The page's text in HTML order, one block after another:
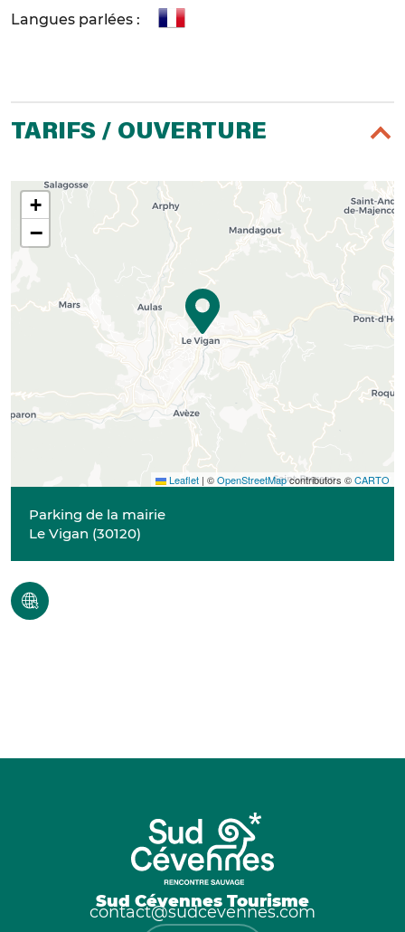
Langues parlées :
TARIFS / OUVERTURE
+
−
Leaflet | ©OpenStreetMapcontributors ©CARTO
Parking de la mairie
Le Vigan (30120)
Sud Cévennes Tourisme
contact@sudcevennes.com